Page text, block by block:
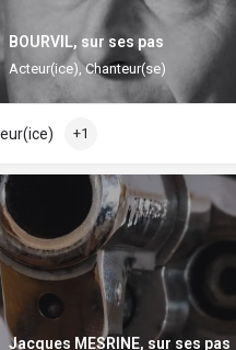
BOURVIL, sur ses pas
Acteur(ice), Chanteur(se)
+1
Jacques MESRINE, sur ses pas